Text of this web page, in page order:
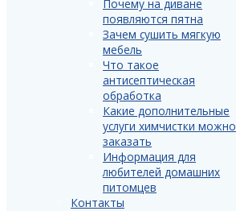
Почему на диване
появляются пятна
Зачем сушить мягкую
мебель
Что такое
антисептическая
обработка
Какие дополнительные
услуги химчистки можно
заказать
Информация для
любителей домашних
питомцев
Контакты